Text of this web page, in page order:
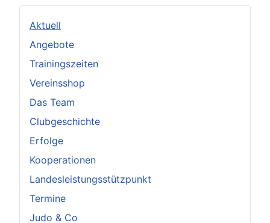
Aktuell
Angebote
Trainingszeiten
Vereinsshop
Das Team
Clubgeschichte
Erfolge
Kooperationen
Landesleistungsstützpunkt
Termine
Judo & Co